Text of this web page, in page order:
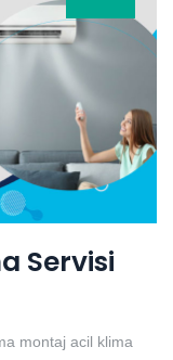
Servisi
montaj acil klima